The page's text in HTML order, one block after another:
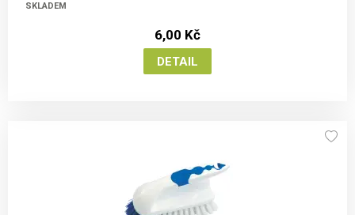
SKLADEM
6,00 Kč